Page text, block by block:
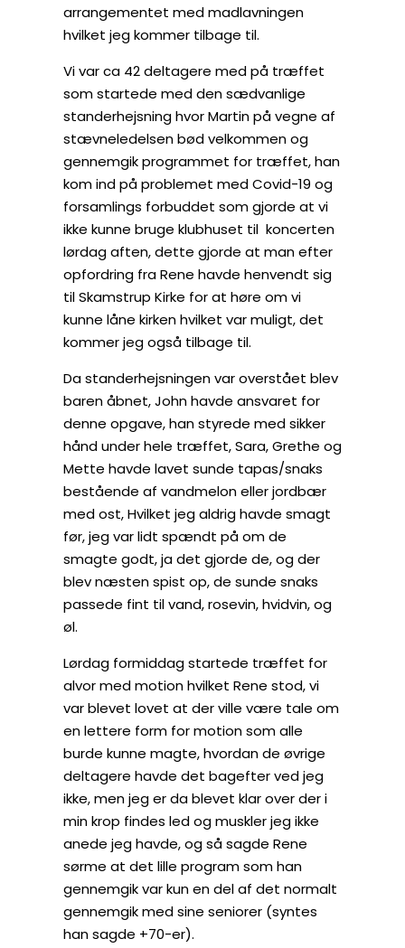
arrangementet med madlavningen
hvilket jeg kommer tilbage til.
Vi var ca 42 deltagere med på træffet
som startede med den sædvanlige
standerhejsning hvor Martin på vegne af
stævneledelsen bød velkommen og
gennemgik programmet for træffet, han
kom ind på problemet med Covid-19 og
forsamlings forbuddet som gjorde at vi
ikke kunne bruge klubhuset til koncerten
lørdag aften, dette gjorde at man efter
opfordring fra Rene havde henvendt sig
til Skamstrup Kirke for at høre om vi
kunne låne kirken hvilket var muligt, det
kommer jeg også tilbage til.
Da standerhejsningen var overstået blev
baren åbnet, John havde ansvaret for
denne opgave, han styrede med sikker
hånd under hele træffet, Sara, Grethe og
Mette havde lavet sunde tapas/snaks
bestående af vandmelon eller jordbær
med ost, Hvilket jeg aldrig havde smagt
før, jeg var lidt spændt på om de
smagte godt, ja det gjorde de, og der
blev næsten spist op, de sunde snaks
passede fint til vand, rosevin, hvidvin, og
øl.
Lørdag formiddag startede træffet for
alvor med motion hvilket Rene stod, vi
var blevet lovet at der ville være tale om
en lettere form for motion som alle
burde kunne magte, hvordan de øvrige
deltagere havde det bagefter ved jeg
ikke, men jeg er da blevet klar over der i
min krop findes led og muskler jeg ikke
anede jeg havde, og så sagde Rene
sørme at det lille program som han
gennemgik var kun en del af det normalt
gennemgik med sine seniorer (syntes
han sagde +70-er).